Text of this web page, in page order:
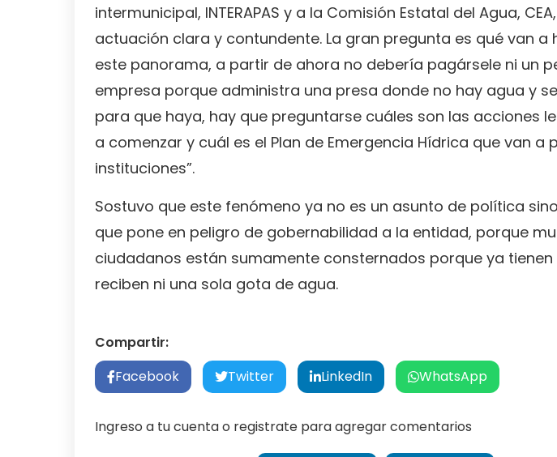
intermunicipal, INTERAPAS y a la Comisión Estatal del Agua,
actuación clara y contundente. La gran pregunta es qué van a
este panorama, a partir de ahora no debería pagársele ni un
empresa porque administra una presa donde no hay agua y
para que haya, hay que preguntarse cuáles son las acciones
a comenzar y cuál es el Plan de Emergencia Hídrica que van a
instituciones”.
Sostuvo que este fenómeno ya no es un asunto de política
que pone en peligro de gobernabilidad a la entidad, porque
ciudadanos están sumamente consternados porque ya tienen
reciben ni una sola gota de agua.
Compartir:
Facebook
Twitter LinkedIn WhatsApp
Ingreso a tu cuenta o registrate para agregar comentarios